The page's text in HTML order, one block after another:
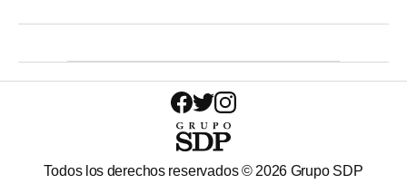
Todos los derechos reservados © 2026 Grupo SDP